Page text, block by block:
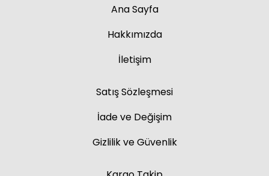
Ana Sayfa
Hakkımızda
İletişim
Satış Sözleşmesi
İade ve Değişim
Gizlilik ve Güvenlik